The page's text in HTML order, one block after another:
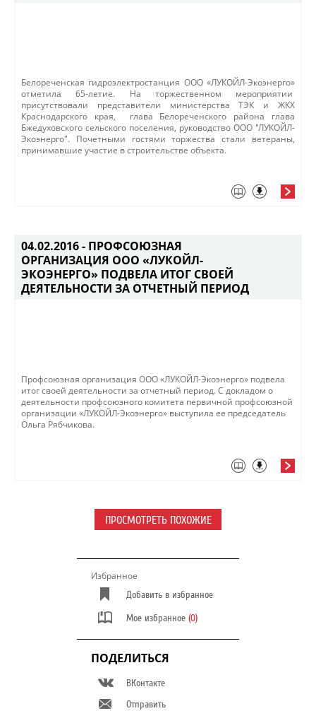
Белореченская гидроэлектростанция ООО «ЛУКОЙЛ-Экоэнерго»
отметила 65-летие. На торжественном мероприятии
присутствовали представители министерства ТЭК и ЖКХ
Краснодарского края, глава Белореченского района глава
Бжедуховского сельского поселения, руководство ООО "ЛУКОЙЛ-
Экоэнерго". Почетными гостями торжества стали ветераны,
принимавшие участие в строительстве объекта.
04.02.2016 - ПРОФСОЮЗНАЯ
ОРГАНИЗАЦИЯ ООО «ЛУКОЙЛ-
ЭКОЭНЕРГО» ПОДВЕЛА ИТОГ СВОЕЙ
ДЕЯТЕЛЬНОСТИ ЗА ОТЧЕТНЫЙ ПЕРИОД
Профсоюзная организация ООО «ЛУКОЙЛ-Экоэнерго» подвела
итог своей деятельности за отчетный период. С докладом о
деятельности профсоюзного комитета первичной профсоюзной
организации «ЛУКОЙЛ-Экоэнерго» выступила ее председатель
Ольга Рябчикова.
ПРОСМОТРЕТЬ ПОХОЖИЕ
Избранное
Добавить в избранное
Мое избранное (0)
ПОДЕЛИТЬСЯ
ВКонтакте
Отправить